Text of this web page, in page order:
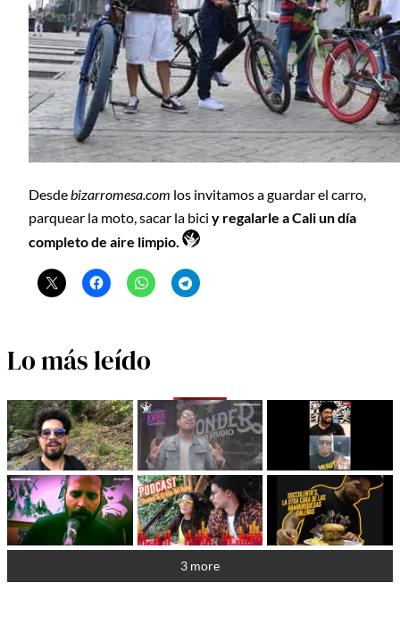
Desdebizarromesa.com los invitamos a guardar el carro,
parquear la moto, sacar la bici y regalarle a Cali un día
completo de aire limpio.
Lo más leído
3 more